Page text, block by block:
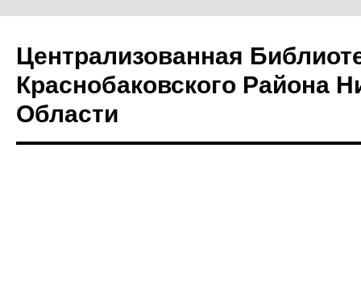
Централизованная
Краснобаковского Района
Области